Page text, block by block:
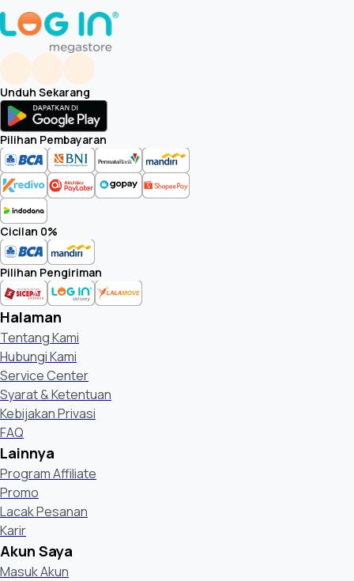
Unduh Sekarang
Pilihan Pembayaran
Cicilan 0%
Pilihan Pengiriman
Halaman
Tentang Kami
Hubungi Kami
Service Center
Syarat & Ketentuan
Kebijakan Privasi
FAQ
Lainnya
Program Affiliate
Promo
Lacak Pesanan
Karir
Akun Saya
Masuk Akun